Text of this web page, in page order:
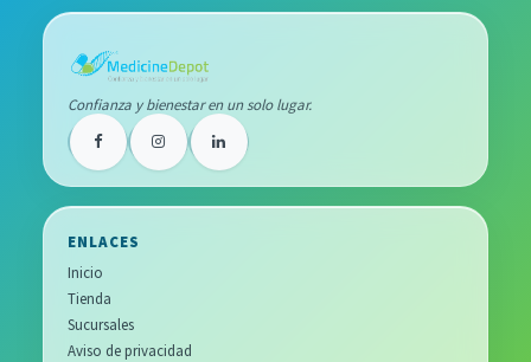
Confianza y bienestar en un solo lugar.
ENLACES
Inicio
Tienda
Sucursales
Aviso de privacidad